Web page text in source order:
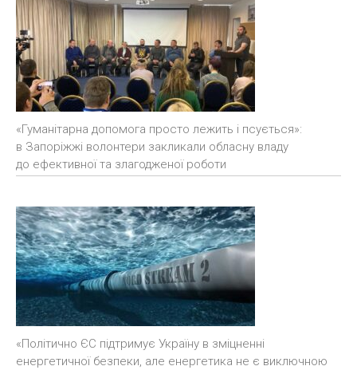
«Гуманітарна допомога просто лежить і псується»:
в Запоріжжі волонтери закликали обласну владу
до ефективної та злагодженої роботи
«Політично ЄС підтримує Україну в зміцненні
енергетичної безпеки, але енергетика не є виключною